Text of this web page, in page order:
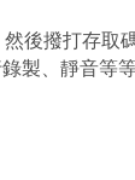
後撥打存取
製、靜音等等